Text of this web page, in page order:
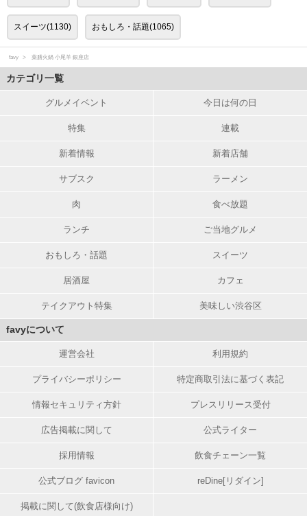
スイーツ(1130) おもしろ・話題(1065)
favy 薬膳火鍋 小尾羊 銀座店
カテゴリ一覧
グルメイベント 今日は何の日
特集 連載
新着情報 新着店舗
サブスク ラーメン
肉 食べ放題
ランチ ご当地グルメ
おもしろ・話題 スイーツ
居酒屋 カフェ
テイクアウト特集 美味しい渋谷区
favyについて
運営会社 利用規約
プライバシーポリシー 特定商取引法に基づく表記
情報セキュリティ方針 プレスリリース受付
広告掲載に関して 公式ライター
採用情報 飲食チェーン一覧
公式ブログ favicon reDine[リダイン]
掲載に関して(飲食店様向け)